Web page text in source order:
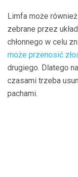
Limfa może
zebrane przez
chłonnego w celu
może przenosić
drugiego. Dlatego
czasami trzeba
pachami.